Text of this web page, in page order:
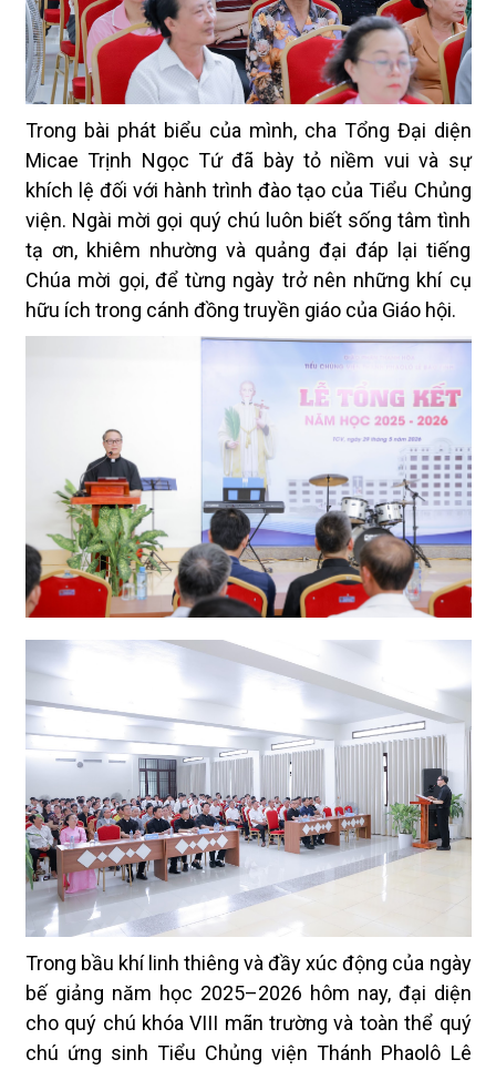
Trong bài phát biểu của mình, cha Tổng Đại diện
Micae Trịnh Ngọc Tứ đã bày tỏ niềm vui và sự
khích lệ đối với hành trình đào tạo của Tiểu Chủng
viện. Ngài mời gọi quý chú luôn biết sống tâm tình
tạ ơn, khiêm nhường và quảng đại đáp lại tiếng
Chúa mời gọi, để từng ngày trở nên những khí cụ
hữu ích trong cánh đồng truyền giáo của Giáo hội.
Trong bầu khí linh thiêng và đầy xúc động của ngày
bế giảng năm học 2025–2026 hôm nay, đại diện
cho quý chú khóa VIII mãn trường và toàn thể quý
chú ứng sinh Tiểu Chủng viện Thánh Phaolô Lê